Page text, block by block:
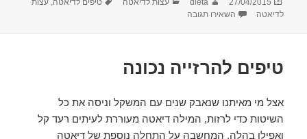
בתאריך
27/04/2015
dieta עצות לדיאטה טיפים לדיאטה,עצות
לדיאטה
השאירו תגובה
טיפים להרזייה נכונה
אצל מי מאיתנו שנאבק שנים עם המשקל וניסה את כל
השיטות כדי לרזות, המילה דיאטה מעוררת לעיתים רעד קל
ואפילו בהלה. המחשבה על התחלה נוספת של דיאטה